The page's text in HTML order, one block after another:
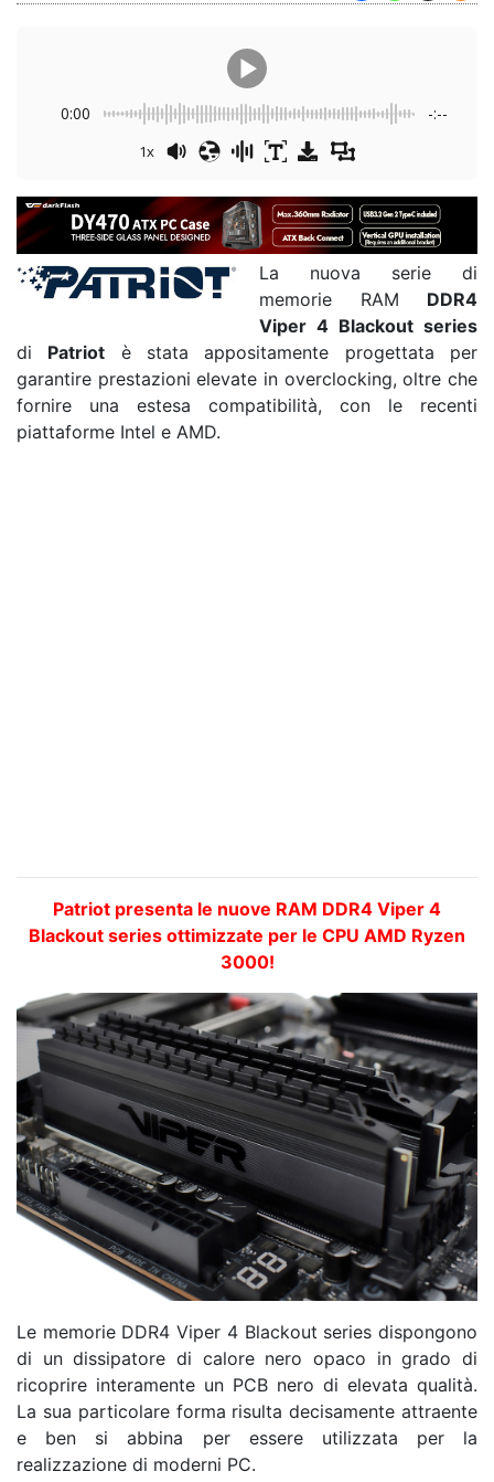
0:00 -:--
1x
La nuova serie di
memorie RAM DDR4
Viper 4 Blackout series
di Patriot è stata appositamente progettata per
garantire prestazioni elevate in overclocking, oltre che
fornire una estesa compatibilità, con le recenti
piattaforme Intel e AMD.
Patriot presenta le nuove RAM DDR4 Viper 4
Blackout series ottimizzate per le CPU AMD Ryzen
3000!
Le memorie DDR4 Viper 4 Blackout series dispongono
di un dissipatore di calore nero opaco in grado di
ricoprire interamente un PCB nero di elevata qualità.
La sua particolare forma risulta decisamente attraente
e ben si abbina per essere utilizzata per la
realizzazione di moderni PC.